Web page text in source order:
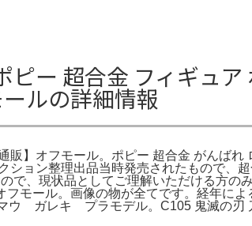
ー 超合金 フィギュ
ルの詳細情報
販】オフモール。ポピー 超合金 がんば
ション整理出品当時発売されたもので、
で、現状品としてご理解いただける方の
モール。画像の物が全てです。経年に
ガレキ プラモデル。C105 鬼滅の刃